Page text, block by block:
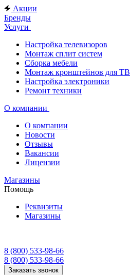
Акции
Бренды
Услуги
Настройка телевизоров
Монтаж сплит систем
Сборка мебели
Монтаж кронштейнов для ТВ
Настройка электроники
Ремонт техники
О компании
О компании
Новости
Отзывы
Вакансии
Лицензии
Магазины
Помощь
Реквизиты
Магазины
8 (800) 533-98-66
8 (800) 533-98-66
Заказать звонок